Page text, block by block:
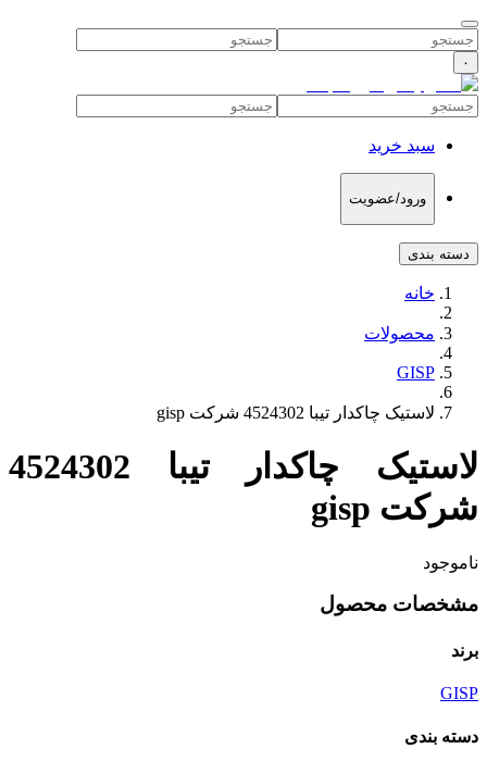
۰
سبد خرید
ورود/عضویت
دسته بندی
خانه
محصولات
GISP
لاستیک چاکدار تیبا 4524302 شرکت gisp
لاستیک چاکدار تیبا 4524302
شرکت gisp
ناموجود
مشخصات محصول
برند
GISP
دسته بندی